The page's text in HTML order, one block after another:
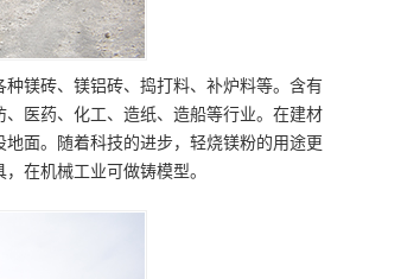
种镁砖、镁铝砖、捣打料、补炉料等。含有
医药、化工、造纸、造船等行业。在建材
面。随着科技的进步，轻烧镁粉的用途更
在机械工业可做铸模型。